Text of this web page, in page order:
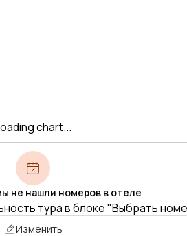
chart...
не нашли номеров в отеле
тура в блоке "Выбрать
Изменить